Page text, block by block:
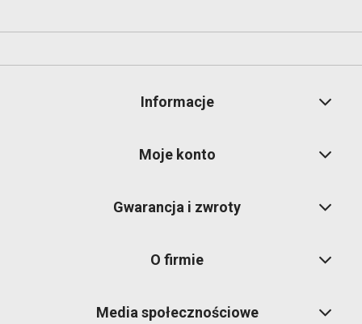
Informacje
Moje konto
Gwarancja i zwroty
O firmie
Media społecznościowe